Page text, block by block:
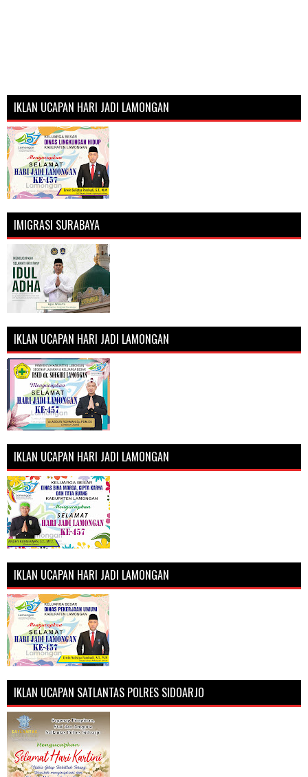
IKLAN UCAPAN HARI JADI LAMONGAN
IMIGRASI SURABAYA
IKLAN UCAPAN HARI JADI LAMONGAN
IKLAN UCAPAN HARI JADI LAMONGAN
IKLAN UCAPAN HARI JADI LAMONGAN
IKLAN UCAPAN SATLANTAS POLRES SIDOARJO